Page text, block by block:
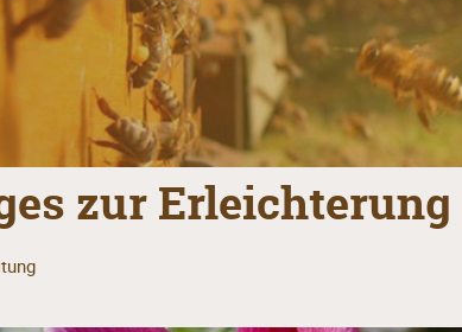
zur Erleichterung